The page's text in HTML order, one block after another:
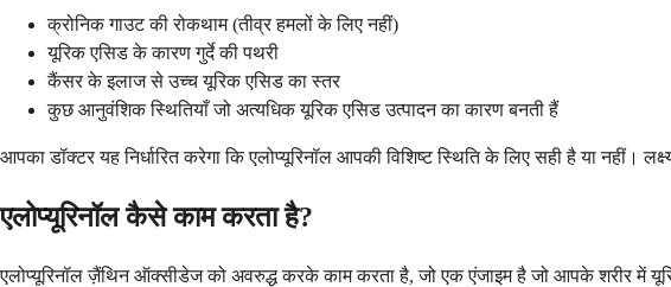
क्रोनिक गाउट की रोकथाम (तीव्र हमलों के लिए नहीं)
यूरिक एसिड के कारण गुर्दे की पथरी
कैंसर के इलाज से उच्च यूरिक एसिड का स्तर
कुछ आनुवंशिक स्थितियाँ जो अत्यधिक यूरिक एसिड उत्पादन का कारण बनती हैं
आपका डॉक्टर यह निर्धारित करेगा कि एलोप्यूरिनॉल आपकी विशिष्ट स्थिति के लिए सही है या
एलोप्यूरिनॉल कैसे काम करता है?
एलोप्यूरिनॉल ज़ैंथिन ऑक्सीडेज को अवरुद्ध करके काम करता है, जो एक एंजाइम है जो आपके शरीर में